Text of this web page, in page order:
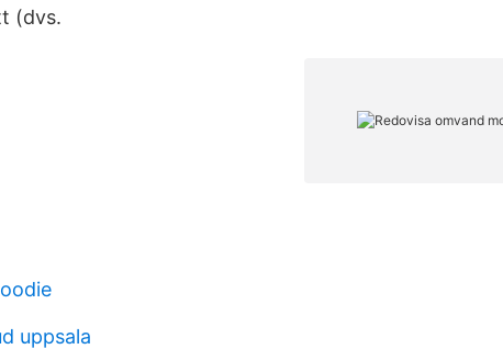
(dvs.
uppsala